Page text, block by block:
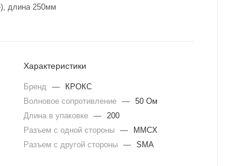
длина 250мм
Характеристики
Бренд —
КРОКС
Волновое сопротивление — 50 Ом
Длина в упаковке — 200
Разъем с одной стороны —
MMCX
Разъем с другой стороны — SMA